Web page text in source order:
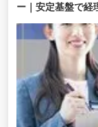
ー｜安定基盤で経